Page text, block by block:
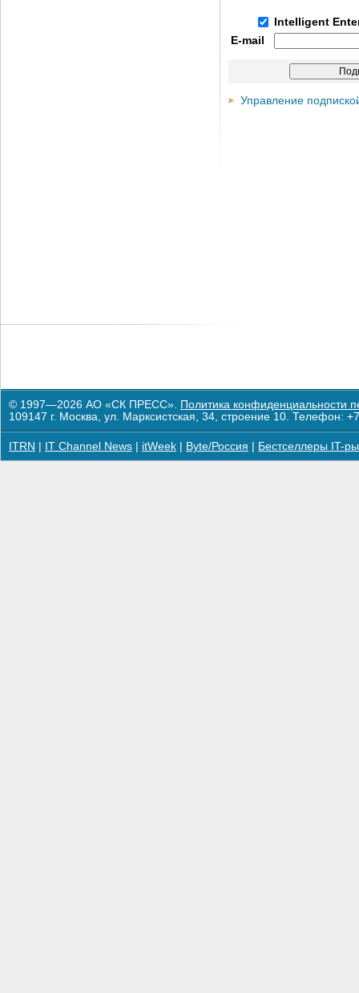
Intelligent
E-mail
Управление
© 1997—2026 АО «СК ПРЕСС». Политика конфиденциальности
109147 г. Москва, ул. Марксистская, 34, строение 10. Телефон:
ITRN IT Channel News itWeek Byte/Россия Бестселлеры IT-